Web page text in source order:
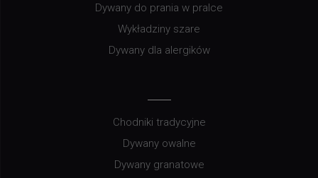
Dywany do prania w pralce
Wykładziny szare
Dywany dla alergików
Chodniki tradycyjne
Dywany owalne
Dywany granatowe